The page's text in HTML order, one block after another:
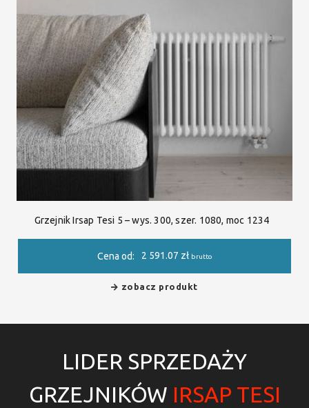
Grzejnik Irsap Tesi 5 – wys. 300, szer. 1080, moc 1234
Cena od: 2 591.07 zł brutto
zobacz produkt
LIDER SPRZEDAŻY
GRZEJNIKÓW IRSAP TESI